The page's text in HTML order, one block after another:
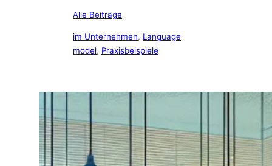
Alle Beiträge
im Unternehmen, Language
model, Praxisbeispiele